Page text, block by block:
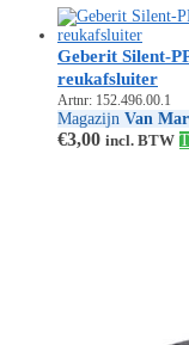
Geberit Silent-
reukafsluiter
Artnr: 152.496.00.1
Magazijn Van
€3,00 incl. BTW